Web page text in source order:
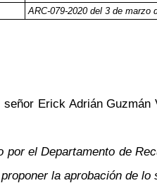
ARC-079-2020 del 3 de marzo
señor Erick Adrián Guzmán
el Departamento de
la aprobación de lo